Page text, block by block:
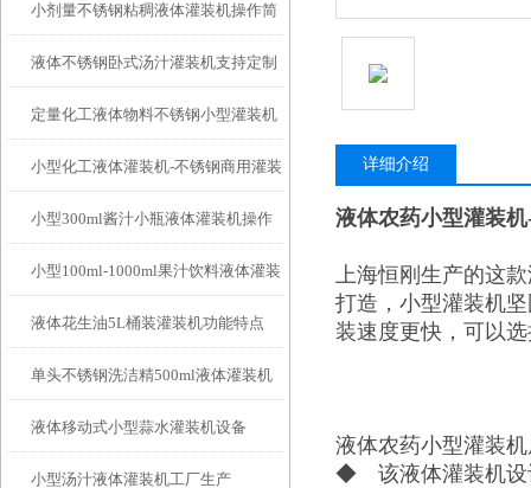
小剂量不锈钢粘稠液体灌装机操作简
单
液体不锈钢卧式汤汁灌装机支持定制
定量化工液体物料不锈钢小型灌装机
工作原理
小型化工液体灌装机-不锈钢商用灌装
设备厂家
小型300ml酱汁小瓶液体灌装机操作
简单
小型100ml-1000ml果汁饮料液体灌装
机
液体花生油5L桶装灌装机功能特点
单头不锈钢洗洁精500ml液体灌装机
液体移动式小型蒜水灌装机设备
小型汤汁液体灌装机工厂生产
详细介绍
液体农药小型灌装
上海恒刚生产的这
打造，小型灌装机
装速度更快，可以
液体农药小型灌装
◆ 该液体灌装机设